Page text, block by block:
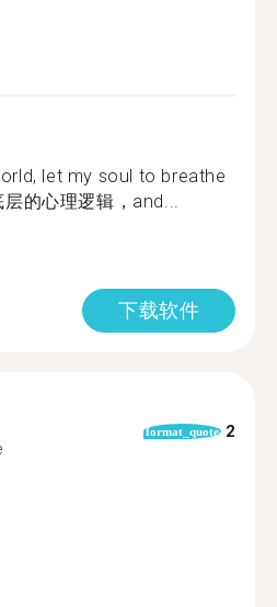
let my soul to breathe
的心理逻辑，and...
下载软件
format_quote 2